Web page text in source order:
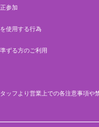
参加
使用する行為
ずる方のご利用
フより営業上での各注意事項や